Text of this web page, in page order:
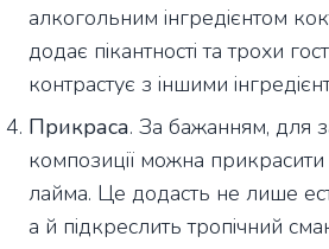
алкогольним інгредієнтом
додає пікантності та трохи
контрастує з іншими
Прикраса. За бажанням, для
композиції можна
лайма. Це додасть не лише
а й підкреслить тропічний